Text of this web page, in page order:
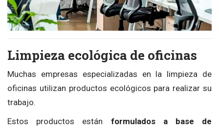
Limpieza ecológica de oficinas
Muchas empresas especializadas en la limpieza de
oficinas utilizan productos ecológicos para realizar su
trabajo.
Estos productos están formulados a base de